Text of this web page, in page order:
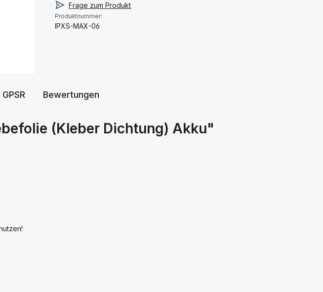
Frage zum Produkt
Produktnummer:
IPXS-MAX-06
Bewertungen
(Kleber Dichtung) Akku"